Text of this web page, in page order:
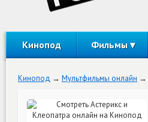
Кинопод Фильмы
Кинопод Мультфильмы онлайн